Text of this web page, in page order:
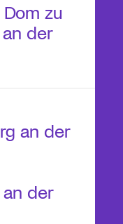
zu
der
an der
an der